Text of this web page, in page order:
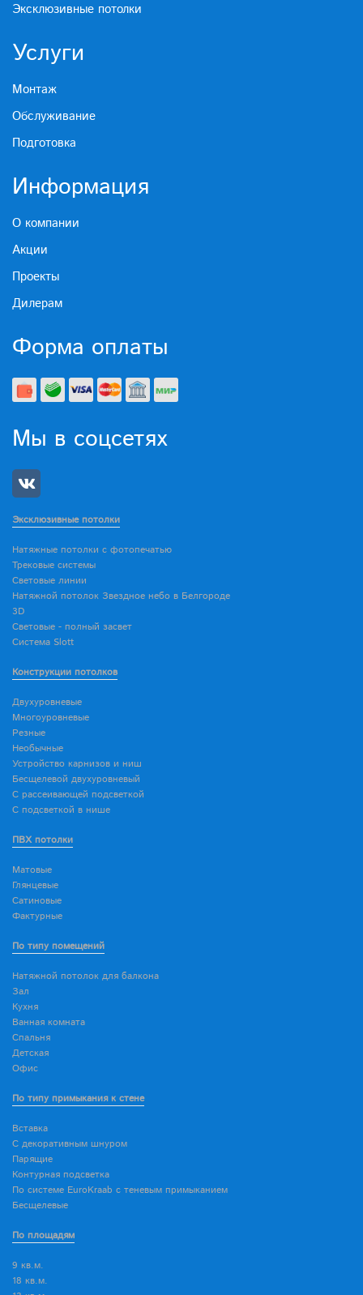
Эксклюзивные потолки
Услуги
Монтаж
Обслуживание
Подготовка
Информация
О компании
Акции
Проекты
Дилерам
Форма оплаты
Мы в соцсетях
Эксклюзивные потолки
Натяжные потолки с фотопечатью
Трековые системы
Световые линии
Натяжной потолок Звездное небо в Белгороде
3D
Световые - полный засвет
Система Slott
Конструкции потолков
Двухуровневые
Многоуровневые
Резные
Необычные
Устройство карнизов и ниш
Бесщелевой двухуровневый
С рассеивающей подсветкой
С подсветкой в нише
ПВХ потолки
Матовые
Глянцевые
Сатиновые
Фактурные
По типу помещений
Натяжной потолок для балкона
Зал
Кухня
Ванная комната
Спальня
Детская
Офис
По типу примыкания к стене
Вставка
С декоративным шнуром
Парящие
Контурная подсветка
По системе EuroKraab с теневым примыканием
Бесщелевые
По площадям
9 кв.м.
18 кв.м.